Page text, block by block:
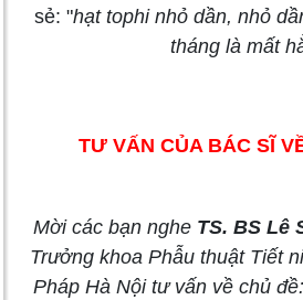
sẻ: "hạt tophi nhỏ dần, nhỏ
tháng là mất
TƯ VẤN CỦA BÁC SĨ
Mời các bạn nghe TS. BS Lê
Trưởng khoa Phẫu thuật Tiết
Pháp Hà Nội tư vấn về chủ